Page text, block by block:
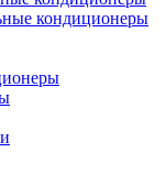
кондиционеры